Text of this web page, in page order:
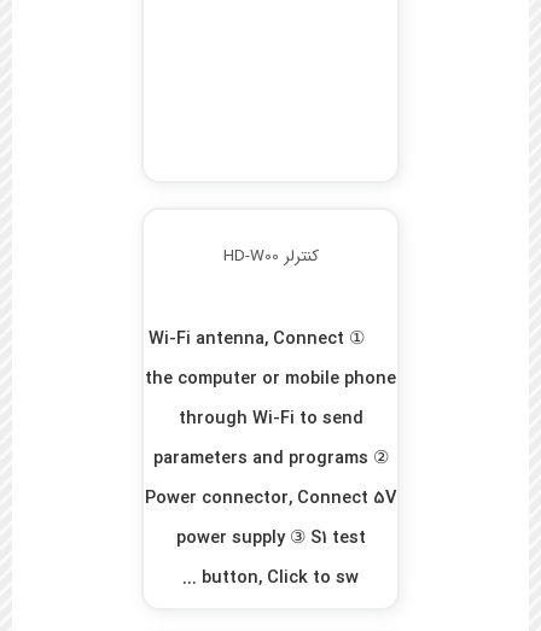
کنترلر HD-W00
① Wi-Fi antenna, Connect
the computer or mobile phone
through Wi-Fi to send
parameters and programs ②
Power connector, Connect 5V
power supply ③ S1 test
button, Click to sw ...